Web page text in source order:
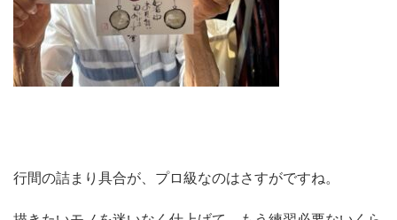
行間の詰まり具合が、プロ級なのはさすがですね。